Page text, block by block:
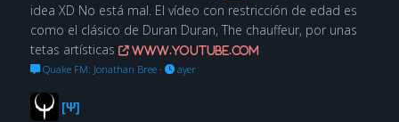
idea XD No está mal. El vídeo con restricción de edad es
como el clásico de Duran Duran, The chauffeur, por unas
tetas artísticas
www.youtube.com
Quake FM: Jonathan Bree· ayer
[Ψ]